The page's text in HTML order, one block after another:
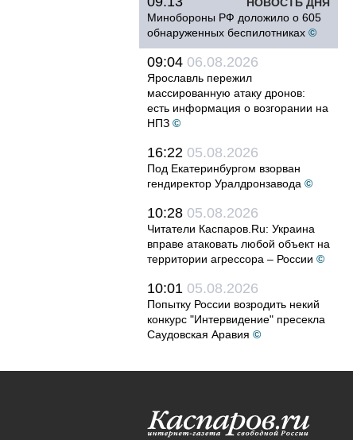
Минобороны РФ доложило о 605
обнаруженных беспилотниках ©
09:04 06.08.2026
Ярославль пережил
массированную атаку дронов:
есть информация о возгорании на
НПЗ ©
16:22 05.08.2026
Под Екатеринбургом взорван
гендиректор Уралдронзавода ©
10:28 05.08.2026
Читатели Каспаров.Ru: Украина
вправе атаковать любой объект на
территории агрессора – России ©
10:01 05.08.2026
Попытку России возродить некий
конкурс "Интервидение" пресекла
Саудовская Аравия ©